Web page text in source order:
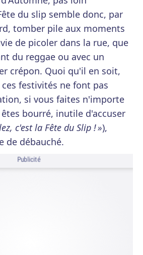
du slip semble donc, par
tomber pile aux moments
de picoler dans la rue, que
du reggae ou avec un
crépon. Quoi qu'il en soit,
festivités ne font pas
si vous faites n'importe
bourré, inutile d'accuser
c'est la Fête du Slip ! »),
de débauché.
Publicité